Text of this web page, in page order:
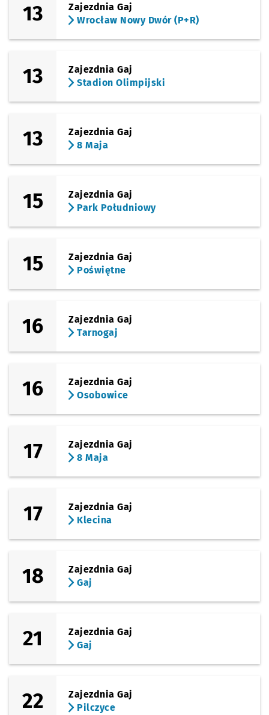
13
Zajezdnia Gaj
Wrocław Nowy Dwór (P+R)
13
Zajezdnia Gaj
Stadion Olimpijski
13
Zajezdnia Gaj
8 Maja
15
Zajezdnia Gaj
Park Południowy
15
Zajezdnia Gaj
Poświętne
16
Zajezdnia Gaj
Tarnogaj
16
Zajezdnia Gaj
Osobowice
17
Zajezdnia Gaj
8 Maja
17
Zajezdnia Gaj
Klecina
18
Zajezdnia Gaj
Gaj
21
Zajezdnia Gaj
Gaj
22
Zajezdnia Gaj
Pilczyce